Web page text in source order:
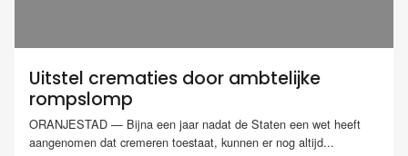
Uitstel crematies door ambtelijke
rompslomp
ORANJESTAD — Bijna een jaar nadat de Staten een wet heeft
aangenomen dat cremeren toestaat, kunnen er nog altijd...